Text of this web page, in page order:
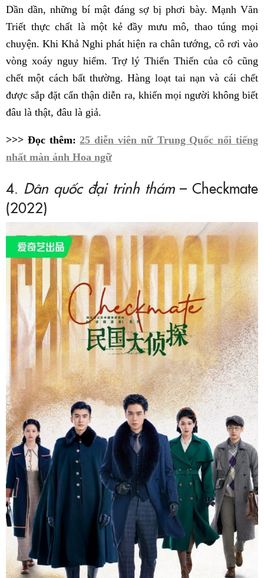
Dần dần, những bí mật đáng sợ bị phơi bày. Mạnh Văn
Triết thực chất là một kẻ đầy mưu mô, thao túng mọi
chuyện. Khi Khả Nghi phát hiện ra chân tướng, cô rơi vào
vòng xoáy nguy hiểm. Trợ lý Thiến Thiến của cô cũng
chết một cách bất thường. Hàng loạt tai nạn và cái chết
được sắp đặt cẩn thận diễn ra, khiến mọi người không biết
đâu là thật, đâu là giả.
>>> Đọc thêm:25 diễn viên nữ Trung Quốc nổi tiếng
nhất màn ảnh Hoa ngữ
4. Dân quốc đại trinh thám– Checkmate
(2022)